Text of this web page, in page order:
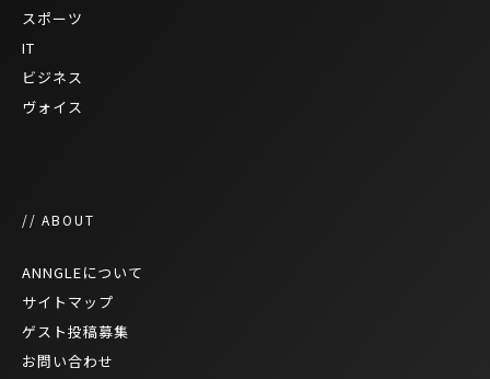
スポーツ
IT
ビジネス
ヴォイス
// ABOUT
ANNGLEについて
サイトマップ
ゲスト投稿募集
お問い合わせ